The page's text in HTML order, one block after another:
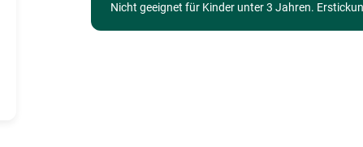
Nicht geeignet für Kinder unter 3 Jahren.